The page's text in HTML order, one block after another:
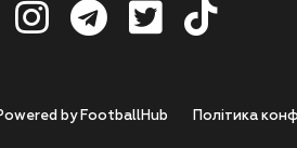
Полiтика
by FootballHub